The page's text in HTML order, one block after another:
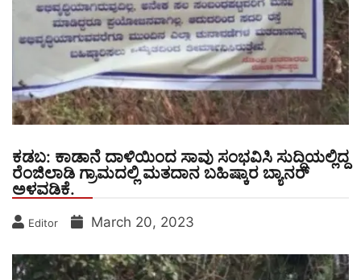
ಕಡಬ: ಕಾಡಾನೆ ದಾಳಿಯಿಂದ ಸಾವು ಸಂಭವಿಸಿ ಸುದ್ದಿಯಲ್ಲಿದ್ದ
ರೆಂಜಿಲಾಡಿ ಗ್ರಾಮದಲ್ಲಿ ಮತದಾನ ಬಹಿಷ್ಕಾರ ಬ್ಯಾನರ್
ಅಳವಡಿಕೆ.
Editor March 20, 2023